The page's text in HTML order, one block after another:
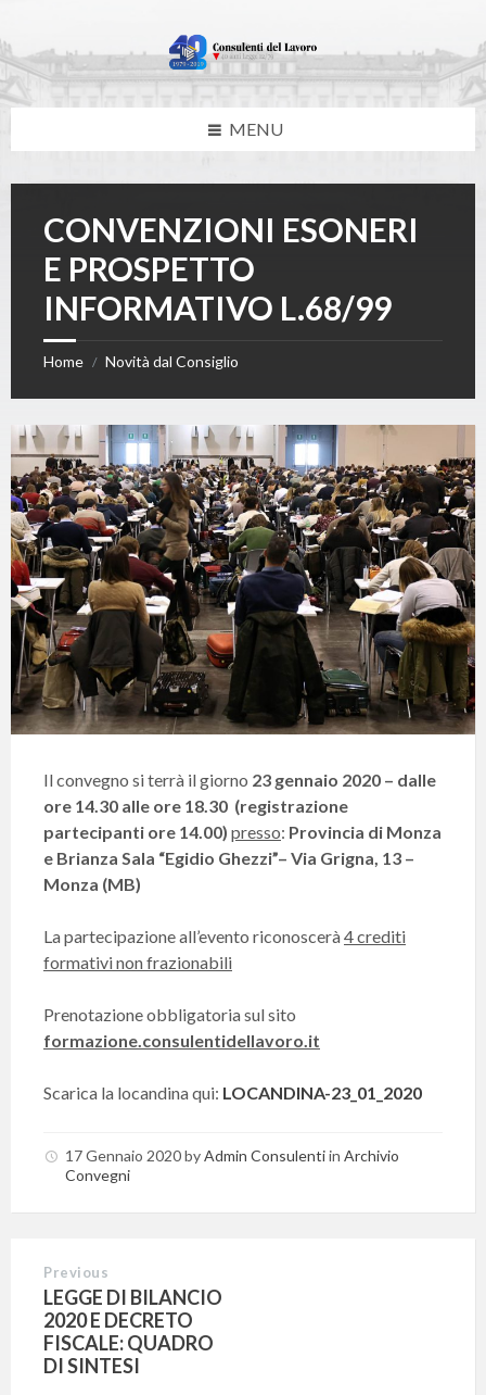
content
left
sidebar
footer
MENU
CONVENZIONI ESONERI
E PROSPETTO
INFORMATIVO L.68/99
Home / Novità dal Consiglio
Il convegno si terrà il giorno 23 gennaio 2020 – dalle
ore 14.30 alle ore 18.30 (registrazione
partecipanti ore 14.00) presso: Provincia di Monza
e Brianza Sala “Egidio Ghezzi”– Via Grigna, 13 –
Monza (MB)
La partecipazione all’evento riconoscerà4 crediti
formativi non frazionabili
Prenotazione obbligatoria sul sito
formazione.consulentidellavoro.it
Scarica la locandina qui: LOCANDINA-23_01_2020
17 Gennaio 2020byAdmin Consulentiin Archivio
Convegni
Previous
LEGGE DI BILANCIO
2020 E DECRETO
FISCALE: QUADRO
DI SINTESI